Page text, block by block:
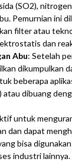
(SO2),
Pemurnian ini
filter atau
dan
Abu: Setelah
dikumpulkan
beberapa
dibuang
untuk
dan dapat
bisa
industri